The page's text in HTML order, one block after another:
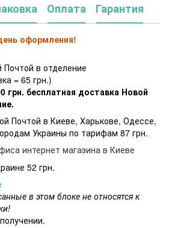
Оплата Гарантия
оформления!
в отделение
= 65 грн.)
грн. бесплатная доставка Новой
Почтой в Киеве, Харькове, Одессе,
Украины по тарифам 87 грн.
интернет магазина в Киеве
52 грн.
в этом блоке не относятся к